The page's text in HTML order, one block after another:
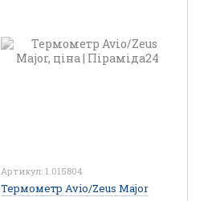
Артикул: 1.015804
Термометр Avio/Zeus Major